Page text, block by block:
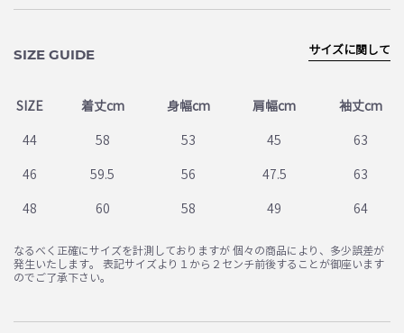
SIZE GUIDE
SIZE 着丈cm 身幅cm 肩幅cm 袖丈cm
44 58 53 45 63
46 59.5 56 47.5 63
48 60 58 49 64
サイズに関して
なるべく正確にサイズを計測しておりますが 個々の商品により、多少誤差が
発生いたします。 表記サイズより１から２センチ前後することが御座います
のでご了承下さい。